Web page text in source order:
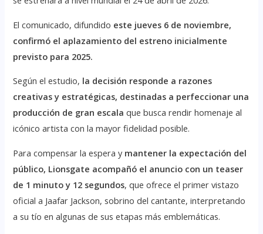
El comunicado, difundido este jueves 6 de noviembre,
confirmó el aplazamiento del estreno inicialmente
previsto para 2025.
Según el estudio, la decisión responde a razones
creativas y estratégicas, destinadas a perfeccionar una
producción de gran escala que busca rendir homenaje al
icónico artista con la mayor fidelidad posible.
Para compensar la espera ymantener la expectación del
público, Lionsgate acompañó el anuncio con un teaser
de 1 minuto y 12 segundos, que ofrece el primer vistazo
oficial a Jaafar Jackson, sobrino del cantante, interpretando
a su tío en algunas de sus etapas más emblemáticas.